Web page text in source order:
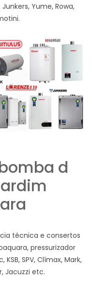
Yume, Rowa,
d
técnica e consertos
pressurizador
SPV, Clímax, Mark,
Jacuzzi etc.